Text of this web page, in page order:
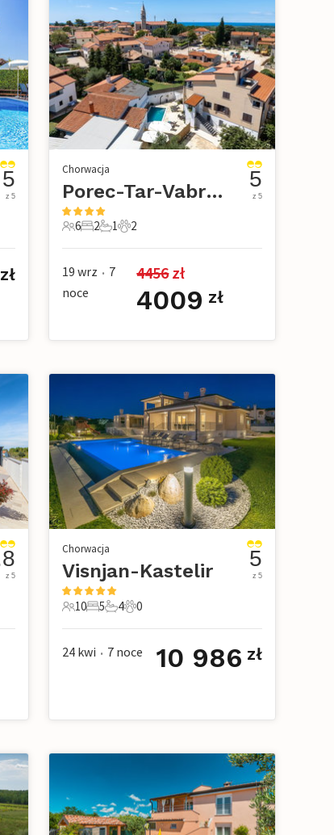
5
z 5
zł
Chorwacja
Porec-Tar-Vabriga
6 Goście
6
2 Sypialnie
2
1 Łazienka
1
2 Zwierzęta domowe
2
5
z 5
19 wrz • 7
noce
4456 zł
4009 zł
z 5
Chorwacja
Visnjan-Kastelir
10 Goście
10
5 Sypialnie
5
4 Łazienki
4
0 Zwierzęta domowe
0
5
z 5
24 kwi • 7 noce 10 986 zł